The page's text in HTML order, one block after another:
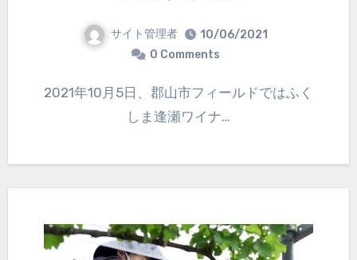
サイト管理者
10/06/2021
0 Comments
2021年10月5日、郡山市フィールドではふく
しま逢瀬ワイナ…